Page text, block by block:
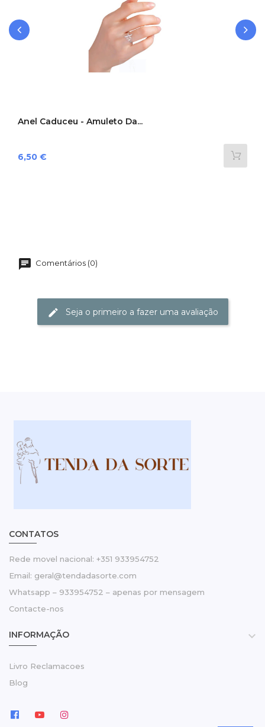
Anel Caduceu - Amuleto Da...
Preço
6,50 €
Comentários (0)
Seja o primeiro a fazer uma avaliação
CONTATOS
Rede movel nacional: +351 933954752
Email: geral@tendadasorte.com
Whatsapp – 933954752 – apenas por mensagem
Contacte-nos
INFORMAÇÃO 
Livro Reclamacoes
Blog